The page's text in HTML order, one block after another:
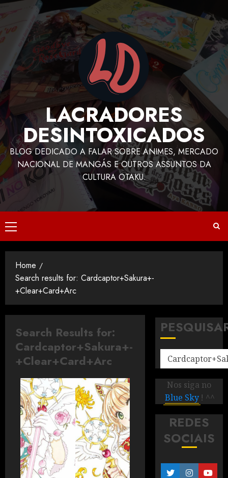
LACRADORES
DESINTOXICADOS
BLOG DEDICADO A FALAR SOBRE ANIMES, MERCADO
NACIONAL DE MANGÁS E OUTROS ASSUNTOS DA
CULTURA OTAKU.
Home
Search results for: Cardcaptor+Sakura+-
+Clear+Card+Arc
Search Results for:
Cardcaptor+Sakura+-
+Clear+Card+Arc
Nos siga no
Blue Sky ! ^^
REDES
SOCIAIS